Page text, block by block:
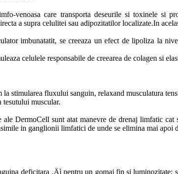
venoasa care transporta deseurile si toxinele si
a supra celulitei sau adipozitatilor localizate.In
imbunatatit, se creeaza un efect de lipoliza la
celulele responsabile de creearea de colagen si
stimularea fluxului sanguin, relaxand musculatura
tesutului muscular.
ale DermoCell sunt atat manevre de drenaj limfatic
in ganglionii limfatici de unde se elimina mai apoi
deficitara ‚Äì pentru un gomaj fin si